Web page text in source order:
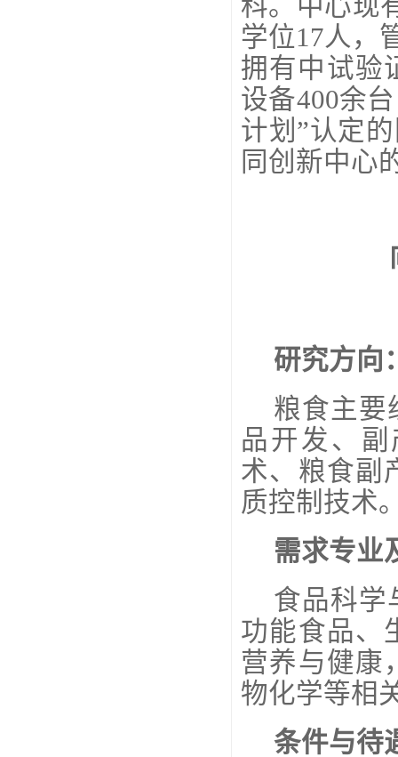
科。中心现
学位17人，
拥有中试验
设备400余
计划”认定
同创新中心
研究方向
粮食主要
品开发、
术、粮食副
质控制技术
需求专业
食品科学
功能食品、
营养与健康
物化学等相
条件与待